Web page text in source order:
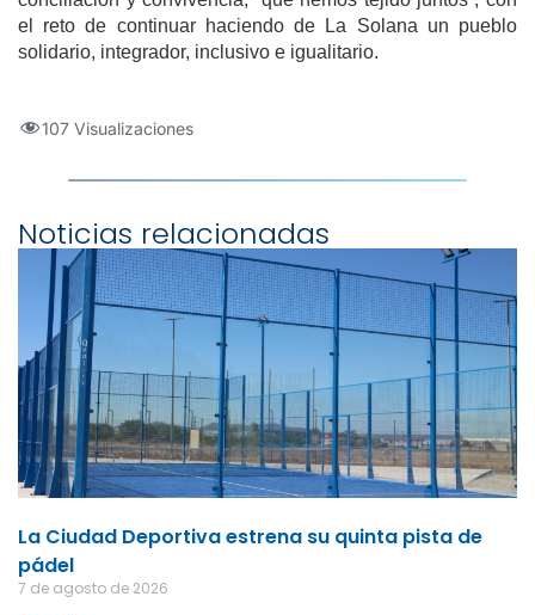
el reto de continuar haciendo de La Solana un pueblo
solidario, integrador, inclusivo e igualitario.
107 Visualizaciones
Noticias relacionadas
La Ciudad Deportiva estrena su quinta pista de
pádel
7 de agosto de 2026